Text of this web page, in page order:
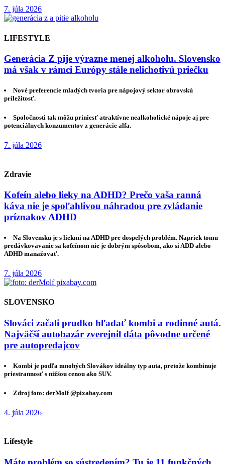
7. júla 2026
LIFESTYLE
Generácia Z pije výrazne menej alkoholu. Slovensko
má však v rámci Európy stále nelichotivú priečku
Nové preferencie mladých tvoria pre nápojový sektor obrovskú
príležitosť.
Spoločnosti tak môžu priniesť atraktívne nealkoholické nápoje aj pre
potenciálnych konzumentov z generácie alfa.
7. júla 2026
Zdravie
Kofeín alebo lieky na ADHD? Prečo vaša ranná
káva nie je spoľahlivou náhradou pre zvládanie
príznakov ADHD
Na Slovensku je s liekmi na ADHD pre dospelých problém. Napriek tomu
predávkovavanie sa kofeínom nie je dobrým spôsobom, ako si ADD alebo
ADHD manažovať.
7. júla 2026
SLOVENSKO
Slováci začali prudko hľadať kombi a rodinné autá.
Najväčší autobazár zverejnil dáta pôvodne určené
pre autopredajcov
Kombi je podľa mnohých Slovákov ideálny typ auta, pretože kombinuje
priestrannosť s nižšou cenou ako SUV.
Zdroj foto: derMolf @pixabay.com
4. júla 2026
Lifestyle